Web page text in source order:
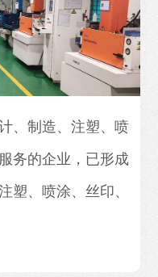
、制造、注塑、喷
务的企业，已形成
塑、喷涂、丝印、